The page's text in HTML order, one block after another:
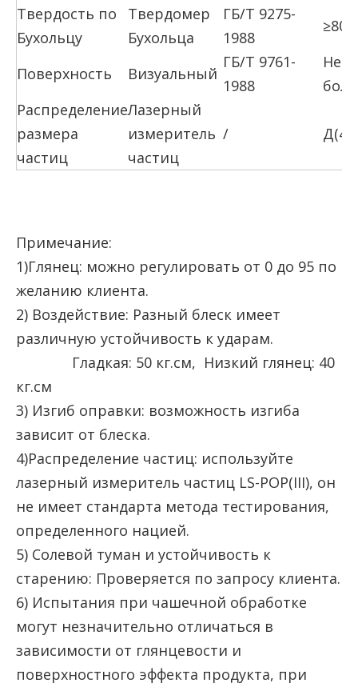
Твердость по
Бухольцу
Твердомер
Бухольца
ГБ/Т 9275-
1988
≥80
Поверхность Визуальный
ГБ/Т 9761-
1988
Нет
Распределение
размера
частиц
Лазерный
измеритель
частиц
/
Примечание:
1)Глянец: можно регулировать от 0 до 95 по
желанию клиента.
2) Воздействие: Разный блеск имеет
различную устойчивость к ударам.
Гладкая: 50 кг.см, Низкий глянец: 40
кг.см
3) Изгиб оправки: возможность изгиба
зависит от блеска.
4)Распределение частиц: используйте
лазерный измеритель частиц LS-POP(III), он
не имеет стандарта метода тестирования,
определенного нацией.
5) Солевой туман и устойчивость к
старению: Проверяется по запросу клиента.
6) Испытания при чашечной обработке
могут незначительно отличаться в
зависимости от глянцевости и
поверхностного эффекта продукта, при